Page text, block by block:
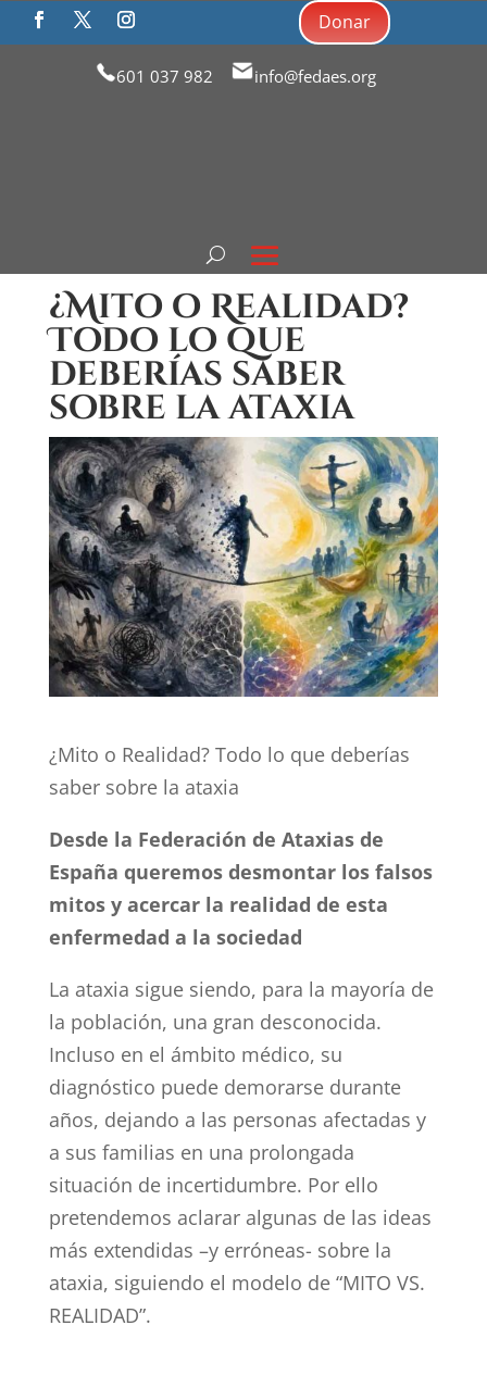
601 037 982 info@fedaes.org
Donar
¿Mito o Realidad?
Todo lo que
deberías saber
sobre la ataxia
¿Mito o Realidad? Todo lo que deberías
saber sobre la ataxia
Desde la Federación de Ataxias de
España queremos desmontar los falsos
mitos y acercar la realidad de esta
enfermedad a la sociedad
La ataxia sigue siendo, para la mayoría de
la población, una gran desconocida.
Incluso en el ámbito médico, su
diagnóstico puede demorarse durante
años, dejando a las personas afectadas y
a sus familias en una prolongada
situación de incertidumbre. Por ello
pretendemos aclarar algunas de las ideas
más extendidas –y erróneas- sobre la
ataxia, siguiendo el modelo de “MITO VS.
REALIDAD”.